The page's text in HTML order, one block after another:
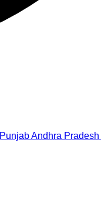
PunjabAndhra Pradesh